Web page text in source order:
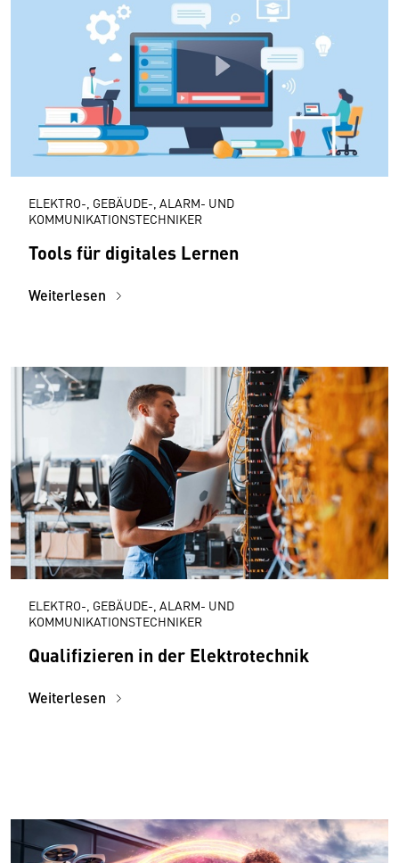
ELEKTRO-, GEBÄUDE-, ALARM- UND
KOMMUNIKATIONSTECHNIKER
Tools für digitales Lernen
Weiterlesen
ELEKTRO-, GEBÄUDE-, ALARM- UND
KOMMUNIKATIONSTECHNIKER
Qualifizieren in der Elektrotechnik
Weiterlesen